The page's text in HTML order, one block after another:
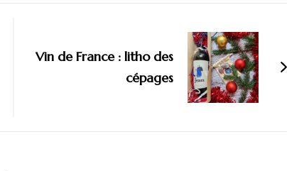
Vin de France : litho des
cépages